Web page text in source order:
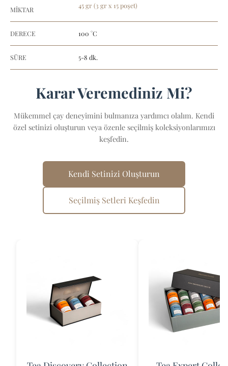
MİKTAR 45 gr (3 gr x 15 poşet)
DERECE 100 °C
SÜRE 5-8 dk.
Karar Veremediniz Mi?
Mükemmel çay deneyimini bulmanıza yardımcı olalım. Kendi
özel setinizi oluşturun veya özenle seçilmiş koleksiyonlarımızı
keşfedin.
Kendi Setinizi Oluşturun
Seçilmiş Setleri Keşfedin